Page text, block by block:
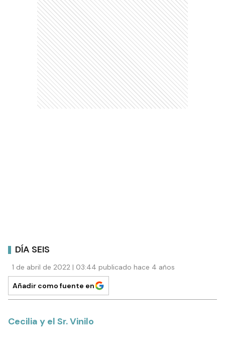
DÍA SEIS
1 de abril de 2022 | 03:44 publicado hace 4 años
Añadir como fuente en
Cecilia y el Sr. Vinilo